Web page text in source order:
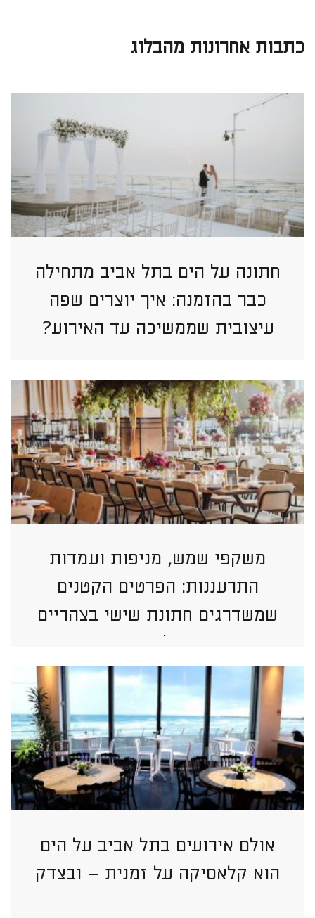
כתבות אחרונות מהבלוג
חתונה על הים בתל אביב מתחילה
כבר בהזמנה: איך יוצרים שפה
עיצובית שממשיכה עד האירוע?
משקפי שמש, מניפות ועמדות
התרעננות: הפרטים הקטנים
שמשדרגים חתונת שישי בצהריים
אולם אירועים בתל אביב על הים
הוא קלאסיקה על זמנית – ובצדק